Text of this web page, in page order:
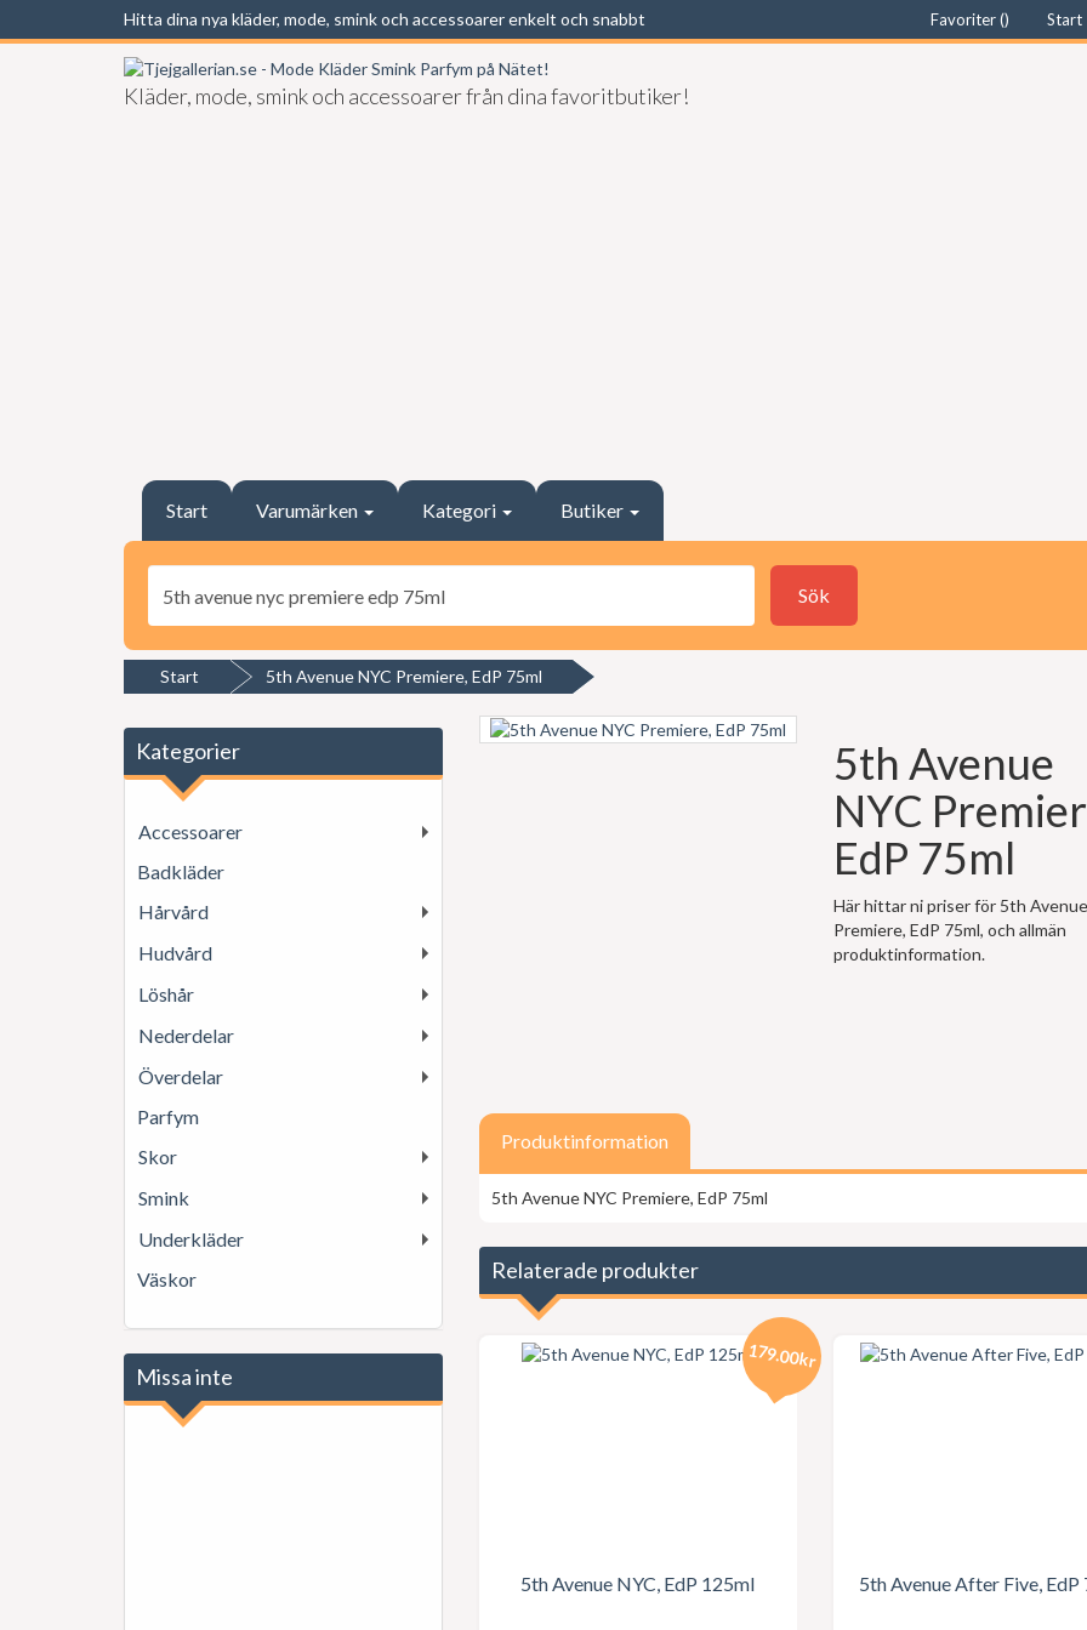
Hitta dina nya kläder, mode, smink och accessoarer enkelt och snabbt Favoriter () Start
Kläder, mode, smink och accessoarer från dina favoritbutiker!
Start Varumärken Kategori Butiker
Sök
Start 5th Avenue NYC Premiere, EdP 75ml
Kategorier
Accessoarer
Badkläder
Hårvård
Hudvård
Löshår
Nederdelar
Överdelar
Parfym
Skor
Smink
Underkläder
Väskor
Missa inte
5th Avenue
NYC
EdP 75ml
Här hittar ni priser för 5th
Premiere, EdP 75ml, och allmän
produktinformation.
Produktinformation
5th Avenue NYC Premiere, EdP 75ml
Relaterade produkter
5th Avenue NYC, EdP 125ml
179.00kr
5th Avenue After Five, EdP